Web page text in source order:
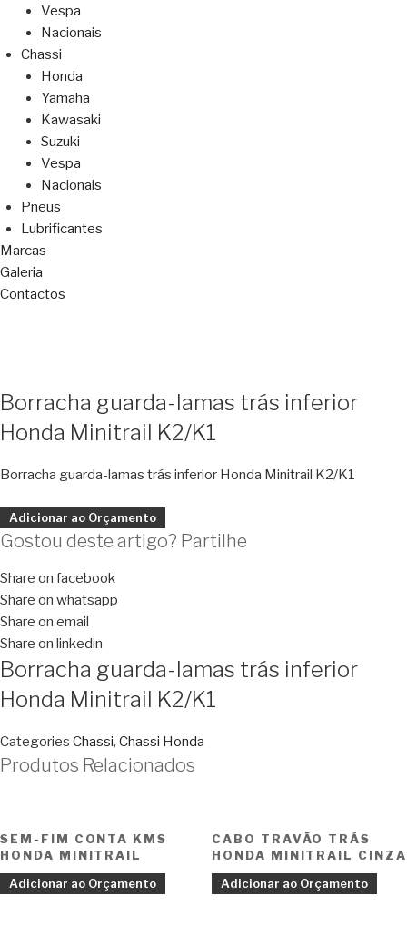
Vespa
Nacionais
Chassi
Honda
Yamaha
Kawasaki
Suzuki
Vespa
Nacionais
Pneus
Lubrificantes
Marcas
Galeria
Contactos
Borracha guarda-lamas trás inferior
Honda Minitrail K2/K1
Borracha guarda-lamas trás inferior Honda Minitrail K2/K1
Adicionar ao Orçamento
Gostou deste artigo? Partilhe
Share on facebook
Share on whatsapp
Share on email
Share on linkedin
Borracha guarda-lamas trás inferior
Honda Minitrail K2/K1
Categories Chassi, Chassi Honda
Produtos Relacionados
SEM-FIM CONTA KMS
HONDA MINITRAIL
Adicionar ao Orçamento
CABO TRAVÃO TRÁS
HONDA MINITRAIL CINZA
Adicionar ao Orçamento